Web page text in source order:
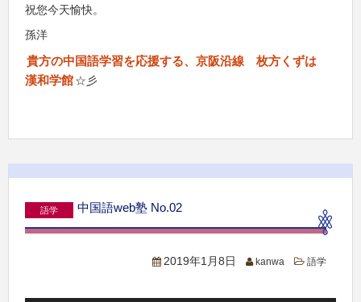
祝您今天愉快。
孫洋
貴方の中国語学習を応援する、京阪沿線 枚方くずは
漢和学館☆彡
語学 中国語web塾 No.02
2019年1月8日 kanwa 語学